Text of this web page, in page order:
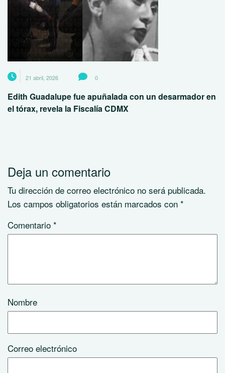
21 abril, 2026 0
Edith Guadalupe fue apuñalada con un desarmador en
el tórax, revela la Fiscalía CDMX
Deja un comentario
Tu dirección de correo electrónico no será publicada.
Los campos obligatorios están marcados con *
Comentario *
Nombre
Correo electrónico